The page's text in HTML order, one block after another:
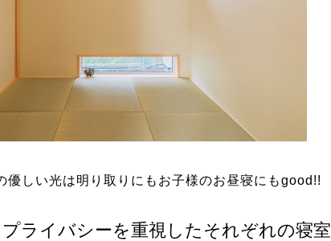
優しい光は明り取りにもお子様のお昼寝にもgood!!
ライバシーを重視したそれぞれの寝室